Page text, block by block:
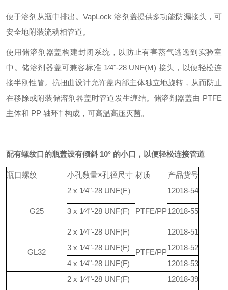
便于溶剂从瓶中排出。VapLock 溶剂盖提供多功能防漏接头，可
安全地附装流动相管道。
使用储溶剂器盖构建封闭系统，以防止有害蒸气逃逸到实验室
中。储溶剂器盖可兼容标准 1⁄4"-28 UNF(M) 接头，以便轻松连
接半刚性管。抗扭曲设计允许盖内部主体独立地旋转，从而防止
在移除或附装储溶剂器盖时管道发生缠结。储溶剂器盖由 PTFE
主体和 PP 轴环† 构成，可高温高压灭菌。
配有螺纹口的瓶盖设有倾斜 10° 的小口，以便轻松连接管道
瓶口螺纹 小孔数量×孔径尺寸 材质 产品货号
G25
2 x 1⁄4"-28 UNF(F）
PTFE/PP
12018-54
3 x 1⁄4"-28 UNF(F) 12018-55
GL32
2 x 1⁄4"-28 UNF(F)
PTFE/PP
12018-51
3 x 1⁄4"-28 UNF(F)
12018-52
4 x 1⁄4"-28 UNF(F)
12018-53
2 x 1⁄4"-28 UNF(F)
12018-39